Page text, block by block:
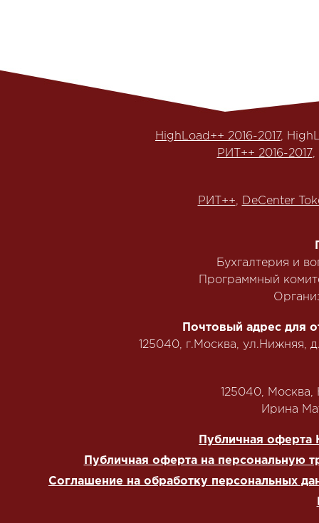
HighLoad++ 2016-2017,
РИТ++ 2016-2017,
РИТ++, DeCenter
Бухгалтерия и
Программный
Почтовый адрес для
125040, г.Москва, ул.Нижняя,
125040,
‭Ирина
Публичная оферта
Публичная оферта на персональную
Соглашение на обработку персональных